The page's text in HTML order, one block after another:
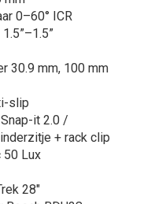
0–60° ICR
30.9 mm, 100 mm
slip
it 2.0 /
+ rack clip
50 Lux
28"